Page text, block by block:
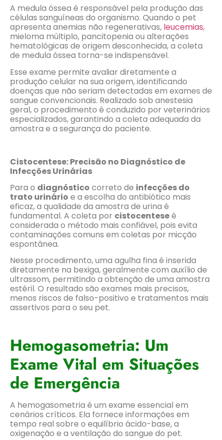
A medula óssea é responsável pela produção das
células sanguíneas do organismo. Quando o pet
apresenta anemias não regenerativas, leucemias,
mieloma múltiplo, pancitopenia ou alterações
hematológicas de origem desconhecida, a coleta
de medula óssea torna-se indispensável.
Esse exame permite avaliar diretamente a
produção celular na sua origem, identificando
doenças que não seriam detectadas em exames de
sangue convencionais. Realizado sob anestesia
geral, o procedimento é conduzido por veterinários
especializados, garantindo a coleta adequada da
amostra e a segurança do paciente.
Cistocentese: Precisão no Diagnóstico de
Infecções Urinárias
Para o diagnóstico correto de infecções do
trato urinário e a escolha do antibiótico mais
eficaz, a qualidade da amostra de urina é
fundamental. A coleta por cistocenteseé
considerada o método mais confiável, pois evita
contaminações comuns em coletas por micção
espontânea.
Nesse procedimento, uma agulha fina é inserida
diretamente na bexiga, geralmente com auxílio de
ultrassom, permitindo a obtenção de uma amostra
estéril. O resultado são exames mais precisos,
menos riscos de falso-positivo e tratamentos mais
assertivos para o seu pet.
Hemogasometria: Um
Exame Vital em Situações
de Emergência
A hemogasometria é um exame essencial em
cenários críticos. Ela fornece informações em
tempo real sobre o equilíbrio ácido-base, a
oxigenação e a ventilação do sangue do pet.